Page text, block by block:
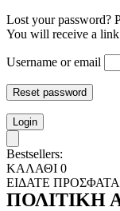
Lost your password?
You will receive a link
Username or email
Reset password
Login
Bestsellers:
ΚΑΛΑΘΙ 0
ΕΙΔΑΤΕ ΠΡΟΣΦΑΤΑ
ΠΟΛΙΤΙΚΗ